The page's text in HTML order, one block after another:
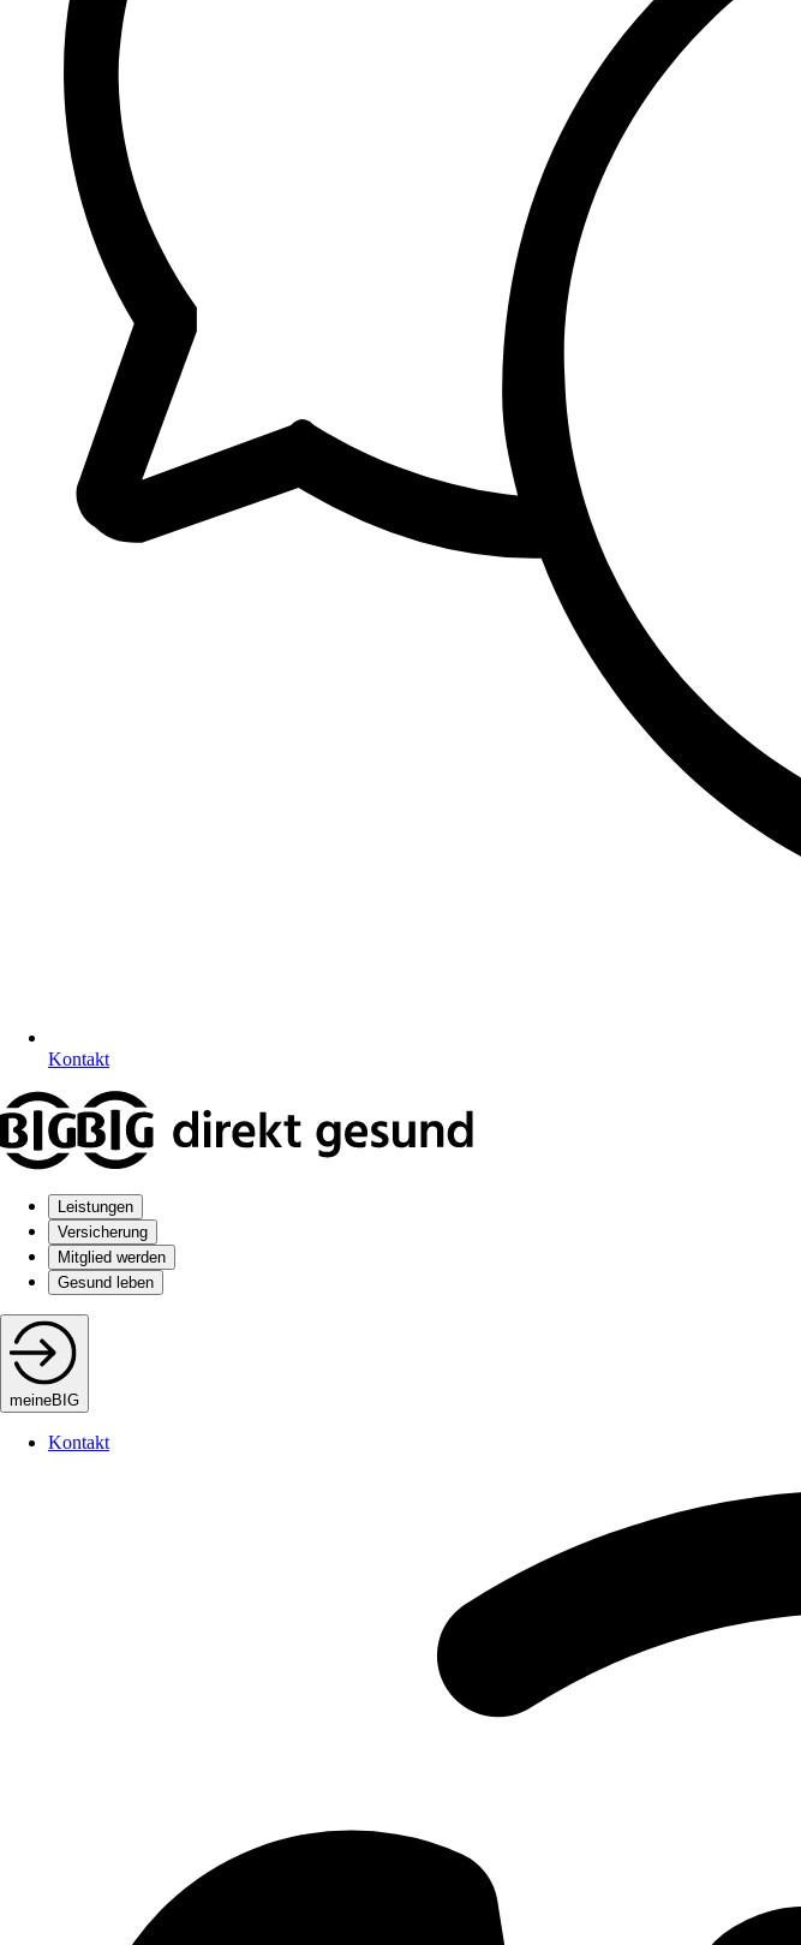
Kontakt
Leistungen
Versicherung
Mitglied werden
Gesund leben
meineBIG
Kontakt